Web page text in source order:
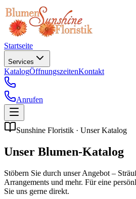
Startseite
Services
KatalogÖffnungszeitenKontakt
Anrufen
Sunshine Floristik · Unser Katalog
Unser Blumen-Katalog
Stöbern Sie durch unser Angebot –
Arrangements und mehr. Für eine
Sie uns gerne direkt.